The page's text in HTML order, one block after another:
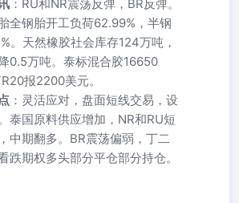
：RU和NR震荡反弹，BR反弹。
全钢胎开工负荷62.99%，半钢
。天然橡胶社会库存124万吨，
0.5万吨。泰标混合胶16650
报2200美元。
：灵活应对，盘面短线交易，设
泰国原料供应增加，NR和RU短
中期翻多。BR震荡偏弱，丁二
跌期权多头部分平仓部分持仓。